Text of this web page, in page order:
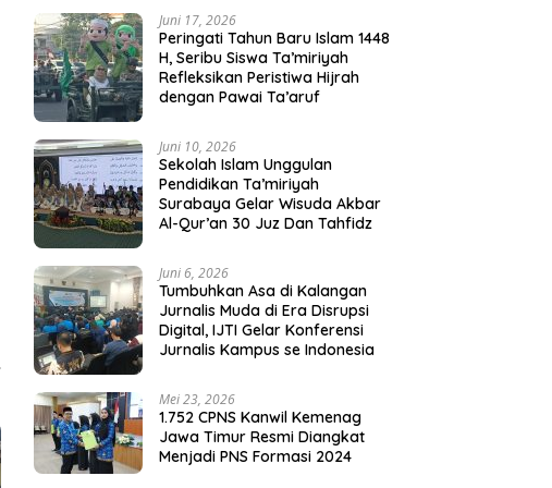
Juni 17, 2026
Peringati Tahun Baru Islam 1448
H, Seribu Siswa Ta’miriyah
Refleksikan Peristiwa Hijrah
dengan Pawai Ta’aruf
Juni 10, 2026
Sekolah Islam Unggulan
Pendidikan Ta’miriyah
Surabaya Gelar Wisuda Akbar
Al-Qur’an 30 Juz Dan Tahfidz
Juni 6, 2026
Tumbuhkan Asa di Kalangan
Jurnalis Muda di Era Disrupsi
Digital, IJTI Gelar Konferensi
Jurnalis Kampus se Indonesia
Mei 23, 2026
1.752 CPNS Kanwil Kemenag
Jawa Timur Resmi Diangkat
Menjadi PNS Formasi 2024